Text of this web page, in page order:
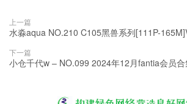
上一篇
水淼aqua NO.210 C105黑兽系列[111P-
下一篇
小仓千代w – NO.099 2024年12月fantia会员